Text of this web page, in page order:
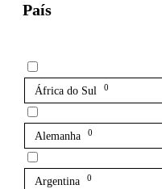
País
África do Sul 0
Alemanha 0
Argentina 0